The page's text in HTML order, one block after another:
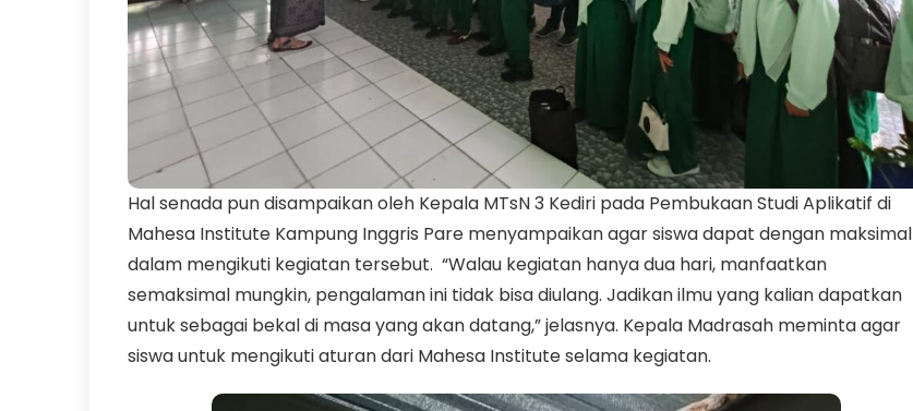
Hal senada pun disampaikan oleh Kepala MTsN 3 Kediri pada Pembukaan Studi Aplikatif di
Mahesa Institute Kampung Inggris Pare menyampaikan agar siswa dapat dengan maksimal
dalam mengikuti kegiatan tersebut. “Walau kegiatan hanya dua hari, manfaatkan
semaksimal mungkin, pengalaman ini tidak bisa diulang. Jadikan ilmu yang kalian dapatkan
untuk sebagai bekal di masa yang akan datang,” jelasnya. Kepala Madrasah meminta agar
siswa untuk mengikuti aturan dari Mahesa Institute selama kegiatan.